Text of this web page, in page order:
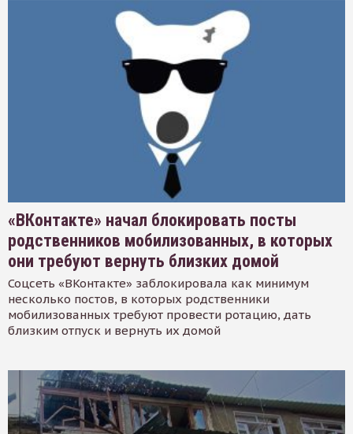
«ВКонтакте» начал блокировать посты
родственников мобилизованных, в которых
они требуют вернуть близких домой
Соцсеть «ВКонтакте» заблокировала как минимум
несколько постов, в которых родственники
мобилизованных требуют провести ротацию, дать
близким отпуск и вернуть их домой